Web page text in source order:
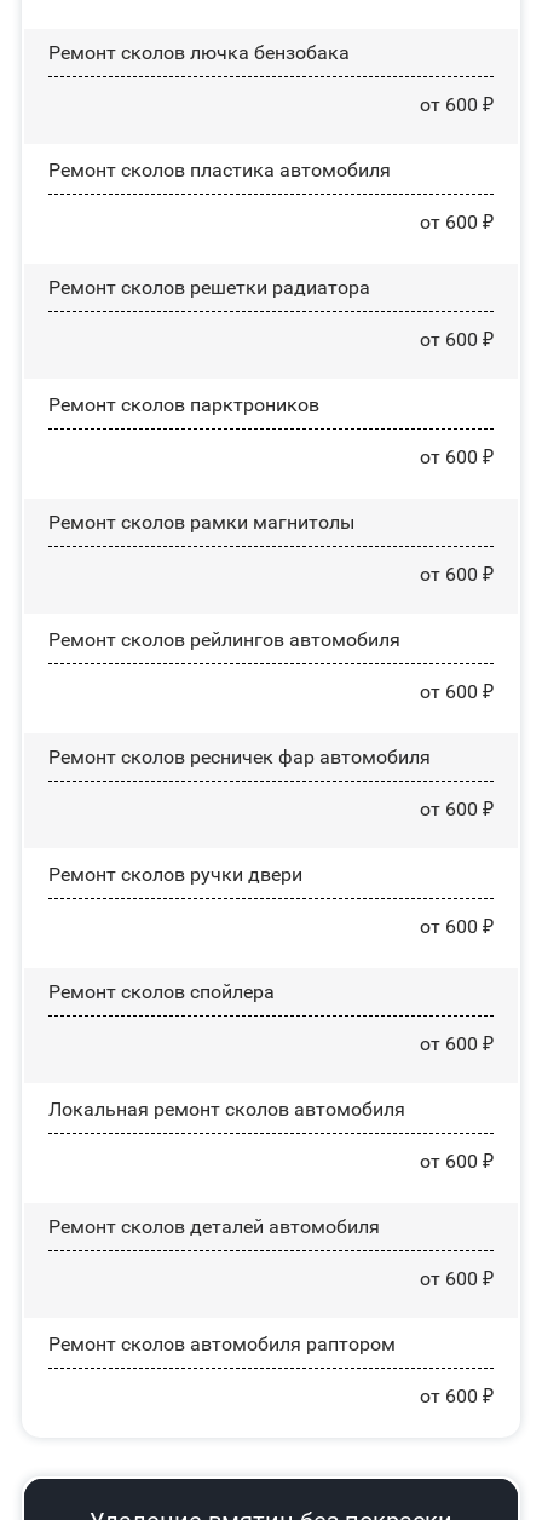
Ремонт сколов лючка бензобака
от 600 ₽
Ремонт сколов пластика автомобиля
от 600 ₽
Ремонт сколов решетки радиатора
от 600 ₽
Ремонт сколов парктроников
от 600 ₽
Ремонт сколов рамки магнитолы
от 600 ₽
Ремонт сколов рейлингов автомобиля
от 600 ₽
Ремонт сколов ресничек фар автомобиля
от 600 ₽
Ремонт сколов ручки двери
от 600 ₽
Ремонт сколов спойлера
от 600 ₽
Локальная ремонт сколов автомобиля
от 600 ₽
Ремонт сколов деталей автомобиля
от 600 ₽
Ремонт сколов автомобиля раптором
от 600 ₽